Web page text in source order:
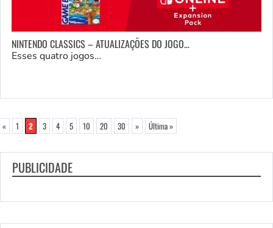
NINTENDO CLASSICS – ATUALIZAÇÕES DO JOGO…
Esses quatro jogos…
« 1 2 3 4 5 10 20 30 » Última »
PUBLICIDADE